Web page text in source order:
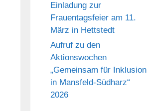
Einladung zur
Frauentagsfeier am 11.
März in Hettstedt
Aufruf zu den
Aktionswochen
„Gemeinsam für Inklusion
in Mansfeld-Südharz“
2026